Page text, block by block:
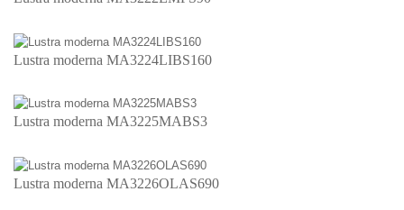
Lustra moderna MA3224LIBS160
Lustra moderna MA3225MABS3
Lustra moderna MA3226OLAS690